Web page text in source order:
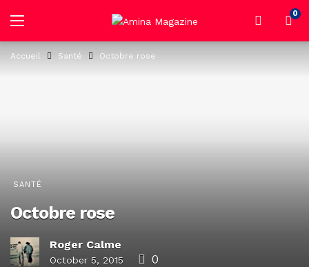
0
Accueil Santé Octobre rose
SANTÉ
Octobre rose
Roger Calme
October 5, 2015 0